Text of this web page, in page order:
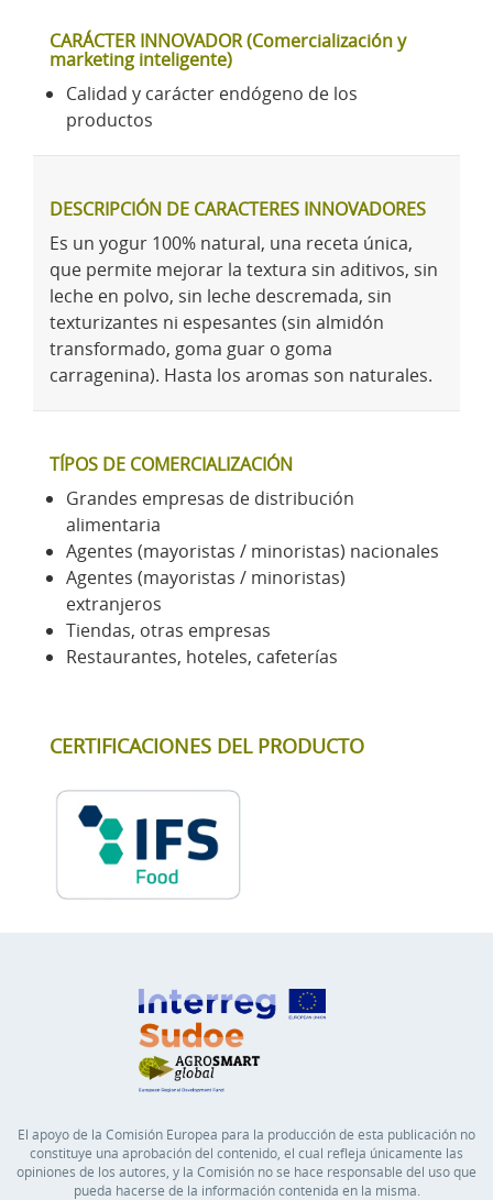
CARÁCTER INNOVADOR (Comercialización y
marketing inteligente)
Calidad y carácter endógeno de los
productos
DESCRIPCIÓN DE CARACTERES INNOVADORES
Es un yogur 100% natural, una receta única,
que permite mejorar la textura sin aditivos, sin
leche en polvo, sin leche descremada, sin
texturizantes ni espesantes (sin almidón
transformado, goma guar o goma
carragenina). Hasta los aromas son naturales.
TÍPOS DE COMERCIALIZACIÓN
Grandes empresas de distribución
alimentaria
Agentes (mayoristas / minoristas) nacionales
Agentes (mayoristas / minoristas)
extranjeros
Tiendas, otras empresas
Restaurantes, hoteles, cafeterías
CERTIFICACIONES DEL PRODUCTO
El apoyo de la Comisión Europea para la producción de esta publicación no
constituye una aprobación del contenido, el cual refleja únicamente las
opiniones de los autores, y la Comisión no se hace responsable del uso que
pueda hacerse de la información contenida en la misma.